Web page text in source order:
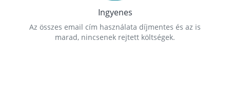
Ingyenes
Az összes email cím használata díjmentes és az is
marad, nincsenek rejtett költségek.